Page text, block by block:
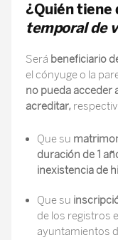
¿Quién tiene
temporal de
Será beneficiario
el cónyuge o la
no pueda acceder
acreditar,
Que su
duración de 1
inexistencia de
Que su
de los registros
ayuntamientos